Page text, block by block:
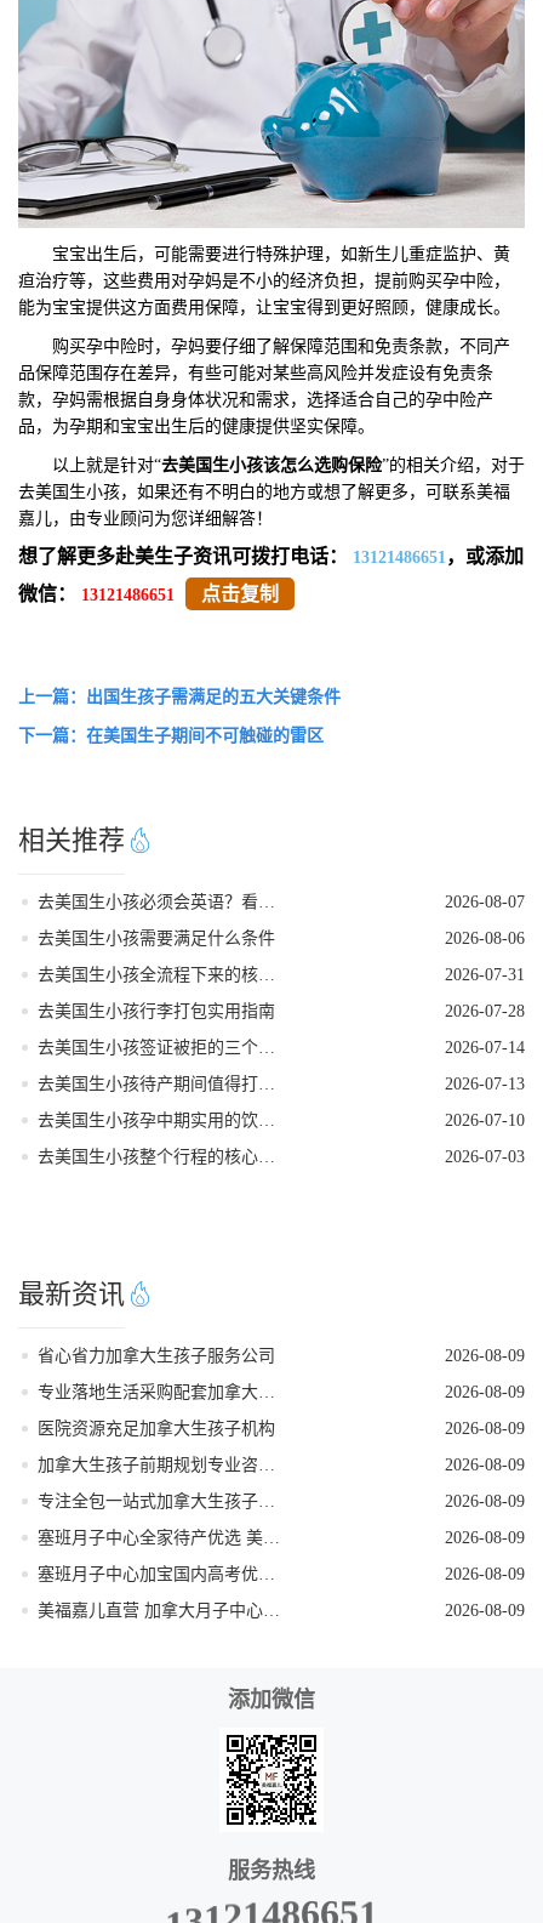
宝宝出生后，可能需要进行特殊护理，如新生儿重症监护、黄
疸治疗等，这些费用对孕妈是不小的经济负担，提前购买孕中险，
能为宝宝提供这方面费用保障，让宝宝得到更好照顾，健康成长。
购买孕中险时，孕妈要仔细了解保障范围和免责条款，不同产
品保障范围存在差异，有些可能对某些高风险并发症设有免责条
款，孕妈需根据自身身体状况和需求，选择适合自己的孕中险产
品，为孕期和宝宝出生后的健康提供坚实保障。
以上就是针对“去美国生小孩该怎么选购保险”的相关介绍，对于
去美国生小孩，如果还有不明白的地方或想了解更多，可联系美福
嘉儿，由专业顾问为您详细解答！
想了解更多赴美生子资讯可拨打电话： 13121486651 ，或添加
微信：
13121486651 点击复制
上一篇：出国生孩子需满足的五大关键条件
下一篇：在美国生子期间不可触碰的雷区
相关推荐
2026-08-07
去美国生小孩需要满足什么条件
2026-08-06
2026-07-31
去美国生小孩行李打包实用指南
2026-07-28
2026-07-14
2026-07-13
2026-07-10
2026-07-03
最新资讯
省心省力加拿大生孩子服务公司
2026-08-09
2026-08-09
医院资源充足加拿大生孩子机构
2026-08-09
2026-08-09
2026-08-09
2026-08-09
2026-08-09
2026-08-09
添加微信
服务热线